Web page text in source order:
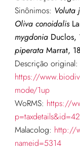
Sinônimos: Voluta
Oliva conoidalis
mygdonia Duclos,
piperataMarrat,
Descrição original:
https://
mode/1up
WoRMS: https://
Malacolog: http://
nameid=5314